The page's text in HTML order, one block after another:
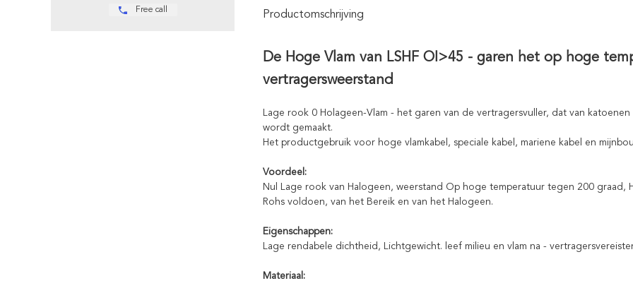
Free call Productomschrijving
De Hoge Vlam van LSHF OI>45 - garen het op hoge
vertragersweerstand
Lage rook 0 Holageen-Vlam - het garen van de vertragersvuller, dat van
wordt gemaakt.
Het productgebruik voor hoge vlamkabel, speciale kabel, mariene kabel en
Voordeel:
Nul Lage rook van Halogeen, weerstand Op hoge temperatuur tegen 200 graad,
Rohs voldoen, van het Bereik en van het Halogeen.
Eigenschappen:
Lage rendabele dichtheid, Lichtgewicht. leef milieu en vlam na -
Materiaal: